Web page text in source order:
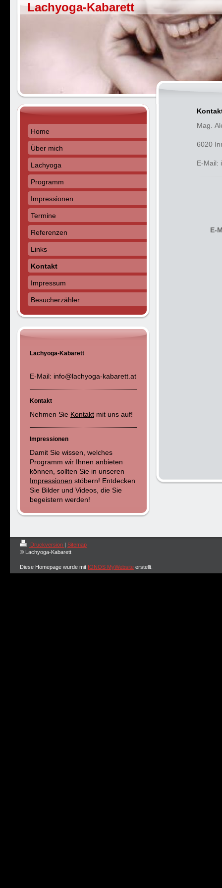
Lachyoga-Kabarett
Mag.
6020
E-Mail:
E-
Home
Über mich
Lachyoga
Programm
Impressionen
Termine
Referenzen
Links
Kontakt
Impressum
Besucherzähler
Lachyoga-Kabarett
E-Mail: info@lachyoga-kabarett.at
Kontakt
Nehmen Sie Kontakt mit uns auf!
Impressionen
Damit Sie wissen, welches
Programm wir Ihnen anbieten
können, sollten Sie in unseren
Impressionen stöbern! Entdecken
Sie Bilder und Videos, die Sie
begeistern werden!
Druckversion | Sitemap
© Lachyoga-Kabarett
Diese Homepage wurde mit IONOS MyWebsite erstellt.